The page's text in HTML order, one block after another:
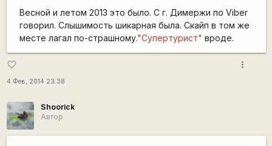
Весной и летом 2013 это было. С г. Димержи по Viber
говорил. Слышимость шикарная была. Скайп в том же
месте лагал по-страшному."Супертурист" вроде.
favorite_border
4 Фев, 2014 23:38
more_vert
Shoorick
Автор